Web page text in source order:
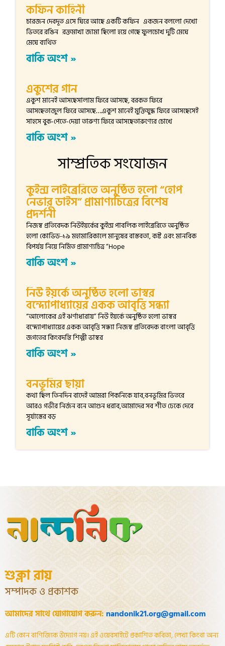
কফিন কাহিনী
চারজন দেবদূত এসে ঘিরে আছে একটি কফিন একজন বললো দেখো
ভিতরে রঙিন রক্তমাখা জামা ছিলো হয়ে গেছে ফুলচোখ দুটি মেঘে
মেঘে ব্যথিত
বাকি অংশ »
একুশের গান
একুশ মানেই আসছেসালাম ফিরে আসছে, বরকত ফিরে
আসছেতাজুল ফিরে আসছে….একুশ মানেই মুক্তিযুদ্ধ ফিরে আসছেসেই
সাহসে বুক-পেতে-দেয়া তারুণ্য ফিরে আসছেতারুণ্যের চোখে
বাকি অংশ »
সাম্প্রতিক সংযোজন
কুইন্স লাইব্রেরিতে অনুষ্ঠিত হলো “হোপ
নেভার ডাইস” প্রামাণ্যচিত্রের বিশেষ
প্রদর্শনী
নিজস্ব প্রতিবেদক নিউইয়র্কের কুইন্স পাবলিক লাইব্রেরিতে অনুষ্ঠিত
হলো কোভিড-১৯ মহামারিকালে মানুষের বাস্তবতা, কষ্ট এবং মানবিক
বিপর্যয় নিয়ে নির্মিত প্রামাণ্যচিত্র “Hope
বাকি অংশ »
নিউ ইয়র্কে অনুষ্ঠিত হলো ভাস্বর
বন্দ্যোপাধ্যায়ের একক আবৃত্তি সন্ধ্যা
“আলোকের এই ঝর্ণাধারায়” নিউ ইয়র্কে অনুষ্ঠিত হলো ভাস্বর
বন্দ্যোপাধ্যায়ের একক আবৃত্তি সন্ধ্যা নিজস্ব প্রতিবেদক বাংলা আবৃত্তি
জগতের কিংবদন্তি শিল্পী ভাস্বর
বাকি অংশ »
বনভূমির ছায়া
কথা ছিল তিনদিন বাদেই আমরা পিকনিকে যাব,বনভূমির ভিতরে
আরও গভীর নির্জন বনে আগুন ধরাব,আমাদের সব শীত ঢেকে দেবে
সূর্যাস্তের বড়
বাকি অংশ »
শুক্লা রায়
সম্পাদক ও প্রকাশক
আমাদের সাথে যোগাযোগ করুন: nandonik21.org@gmail.com
এটি কোন বাণিজ্যিক উদ্যোগ নয়। এই ওয়েবসাইটে প্রকাশিত কবিতা, লেখা কিংবা অন্য